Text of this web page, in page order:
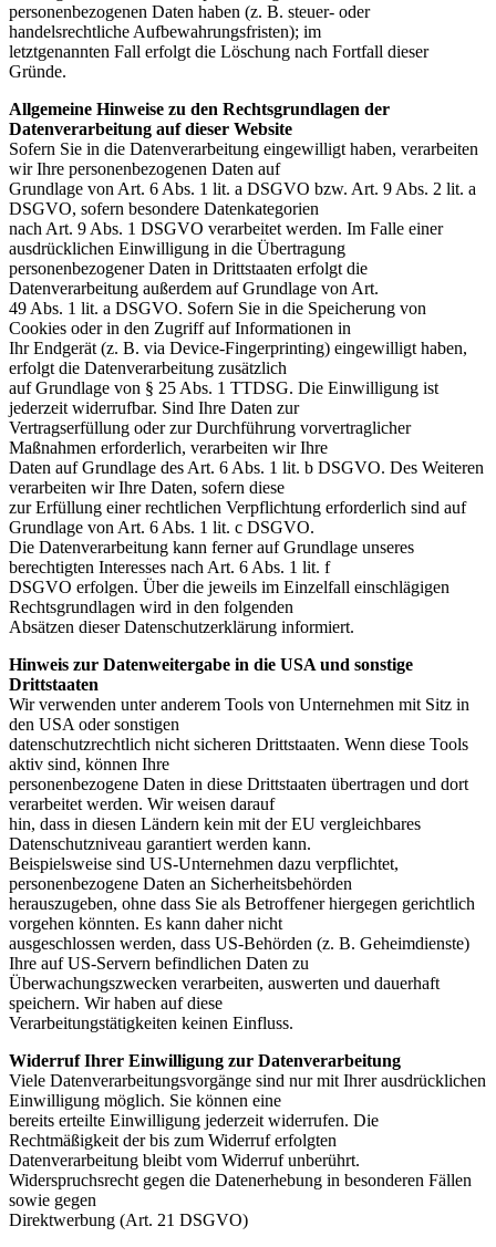
personenbezogenen Daten haben (z. B. steuer- oder
handelsrechtliche Aufbewahrungsfristen); im
letztgenannten Fall erfolgt die Löschung nach Fortfall dieser
Gründe.
Allgemeine Hinweise zu den Rechtsgrundlagen der
Datenverarbeitung auf dieser Website
Sofern Sie in die Datenverarbeitung eingewilligt haben, verarbeiten
wir Ihre personenbezogenen Daten auf
Grundlage von Art. 6 Abs. 1 lit. a DSGVO bzw. Art. 9 Abs. 2 lit. a
DSGVO, sofern besondere Datenkategorien
nach Art. 9 Abs. 1 DSGVO verarbeitet werden. Im Falle einer
ausdrücklichen Einwilligung in die Übertragung
personenbezogener Daten in Drittstaaten erfolgt die
Datenverarbeitung außerdem auf Grundlage von Art.
49 Abs. 1 lit. a DSGVO. Sofern Sie in die Speicherung von
Cookies oder in den Zugriff auf Informationen in
Ihr Endgerät (z. B. via Device-Fingerprinting) eingewilligt haben,
erfolgt die Datenverarbeitung zusätzlich
auf Grundlage von § 25 Abs. 1 TTDSG. Die Einwilligung ist
jederzeit widerrufbar. Sind Ihre Daten zur
Vertragserfüllung oder zur Durchführung vorvertraglicher
Maßnahmen erforderlich, verarbeiten wir Ihre
Daten auf Grundlage des Art. 6 Abs. 1 lit. b DSGVO. Des Weiteren
verarbeiten wir Ihre Daten, sofern diese
zur Erfüllung einer rechtlichen Verpflichtung erforderlich sind auf
Grundlage von Art. 6 Abs. 1 lit. c DSGVO.
Die Datenverarbeitung kann ferner auf Grundlage unseres
berechtigten Interesses nach Art. 6 Abs. 1 lit. f
DSGVO erfolgen. Über die jeweils im Einzelfall einschlägigen
Rechtsgrundlagen wird in den folgenden
Absätzen dieser Datenschutzerklärung informiert.
Hinweis zur Datenweitergabe in die USA und sonstige
Drittstaaten
Wir verwenden unter anderem Tools von Unternehmen mit Sitz in
den USA oder sonstigen
datenschutzrechtlich nicht sicheren Drittstaaten. Wenn diese Tools
aktiv sind, können Ihre
personenbezogene Daten in diese Drittstaaten übertragen und dort
verarbeitet werden. Wir weisen darauf
hin, dass in diesen Ländern kein mit der EU vergleichbares
Datenschutzniveau garantiert werden kann.
Beispielsweise sind US-Unternehmen dazu verpflichtet,
personenbezogene Daten an Sicherheitsbehörden
herauszugeben, ohne dass Sie als Betroffener hiergegen gerichtlich
vorgehen könnten. Es kann daher nicht
ausgeschlossen werden, dass US-Behörden (z. B. Geheimdienste)
Ihre auf US-Servern befindlichen Daten zu
Überwachungszwecken verarbeiten, auswerten und dauerhaft
speichern. Wir haben auf diese
Verarbeitungstätigkeiten keinen Einfluss.
Widerruf Ihrer Einwilligung zur Datenverarbeitung
Viele Datenverarbeitungsvorgänge sind nur mit Ihrer ausdrücklichen
Einwilligung möglich. Sie können eine
bereits erteilte Einwilligung jederzeit widerrufen. Die
Rechtmäßigkeit der bis zum Widerruf erfolgten
Datenverarbeitung bleibt vom Widerruf unberührt.
Widerspruchsrecht gegen die Datenerhebung in besonderen Fällen
sowie gegen
Direktwerbung (Art. 21 DSGVO)